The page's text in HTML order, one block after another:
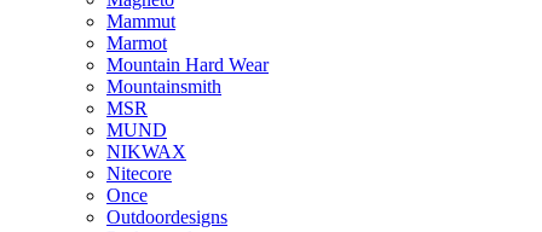
Mammut
Marmot
Mountain Hard Wear
Mountainsmith
MSR
MUND
NIKWAX
Nitecore
Once
Outdoordesigns